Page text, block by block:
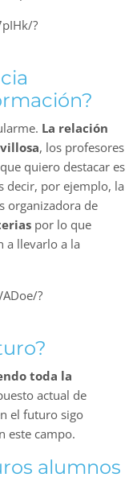
?
La relación
, los profesores
quiero destacar es
decir, por ejemplo, la
organizadora de
por lo que
a llevarlo a la
?
toda la
actual de
el futuro sigo
este campo.
alumnos